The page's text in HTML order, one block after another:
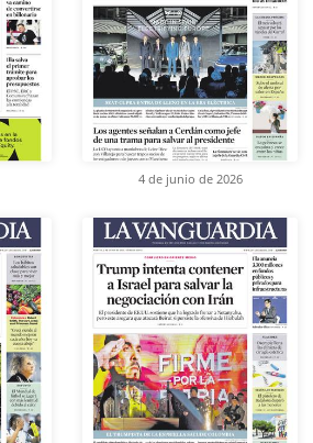
4 de junio de 2026